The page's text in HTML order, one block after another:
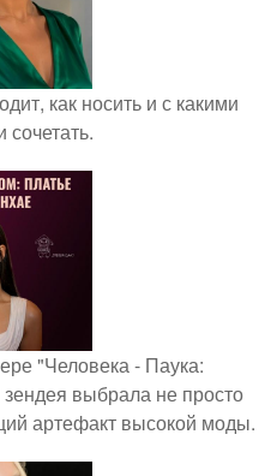
как носить и с какими
сочетать.
"Человека - Паука:
выбрала не просто
артефакт высокой моды.